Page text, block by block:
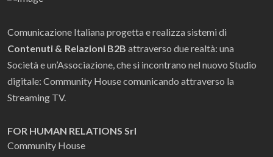
Comunicazione Italiana progetta e realizza sistemi di
Contenuti & Relazioni B2B attraverso due realtà: una
Società e un’Associazione, che si incontrano nel nuovo Studio
digitale: Community House comunicando attraverso la
Streaming TV.
FOR HUMAN RELATIONS Srl
Community House